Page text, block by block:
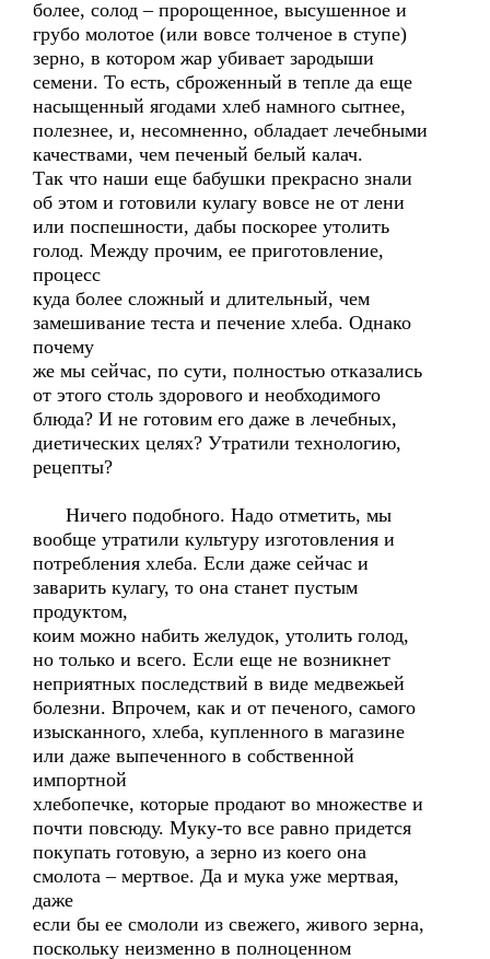
более, солод – пророщенное, высушенное и
грубо молотое (или вовсе толченое в ступе)
зерно, в котором жар убивает зародыши
семени. То есть, сброженный в тепле да еще
насыщенный ягодами хлеб намного сытнее,
полезнее, и, несомненно, обладает лечебными
качествами, чем печеный белый калач.
Так что наши еще бабушки прекрасно знали
об этом и готовили кулагу вовсе не от лени
или поспешности, дабы поскорее утолить
голод. Между прочим, ее приготовление,
процесс
куда более сложный и длительный, чем
замешивание теста и печение хлеба. Однако
почему
же мы сейчас, по сути, полностью отказались
от этого столь здорового и необходимого
блюда? И не готовим его даже в лечебных,
диетических целях? Утратили технологию,
рецепты?
Ничего подобного. Надо отметить, мы
вообще утратили культуру изготовления и
потребления хлеба. Если даже сейчас и
заварить кулагу, то она станет пустым
продуктом,
коим можно набить желудок, утолить голод,
но только и всего. Если еще не возникнет
неприятных последствий в виде медвежьей
болезни. Впрочем, как и от печеного, самого
изысканного, хлеба, купленного в магазине
или даже выпеченного в собственной
импортной
хлебопечке, которые продают во множестве и
почти повсюду. Муку-то все равно придется
покупать готовую, а зерно из коего она
смолота – мертвое. Да и мука уже мертвая,
даже
если бы ее смололи из свежего, живого зерна,
поскольку неизменно в полноценном